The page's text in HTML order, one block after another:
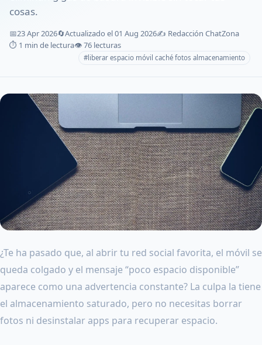
cosas.
📅23 Apr 2026🔄Actualizado el 01 Aug 2026✍️ Redacción ChatZona
⏱️ 1 min de lectura👁️ 76 lecturas
#liberar espacio móvil caché fotos almacenamiento
¿Te ha pasado que, al abrir tu red social favorita, el móvil se
queda colgado y el mensaje “poco espacio disponible”
aparece como una advertencia constante? La culpa la tiene
el almacenamiento saturado, pero no necesitas borrar
fotos ni desinstalar apps para recuperar espacio.